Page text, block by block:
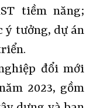
tiềm năng;
ý tưởng, dự án
đổi mới
2023, gồm